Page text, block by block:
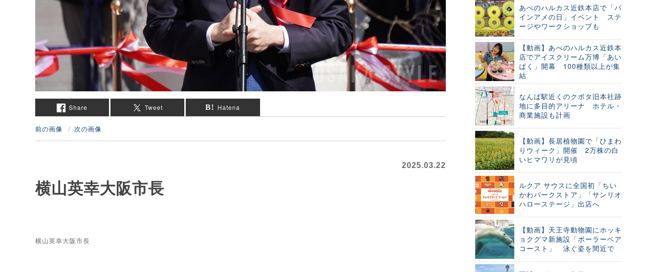
Share Tweet Hatena
前の画像 次の画像
2025.03.22
横山英幸大阪市長
横山英幸大阪市長
あべのハルカス近鉄本店で「パ
インアメの日」イベント ステ
ージやワークショップも
【動画】あべのハルカス近鉄本
店でアイスクリーム万博「あい
ぱく」開幕 100種類以上が集
結
なんば駅近くのクボタ旧本社跡
地に多目的アリーナ ホテル・
商業施設も計画
【動画】長居植物園で「ひまわ
りウィーク」開催 2万株の白
いヒマワリが見頃
ルクア サウスに全国初「ちい
かわパークストア」「サンリオ
ハローステージ」出店へ
【動画】天王寺動物園にホッキ
ョクグマ新施設「ポーラーベア
コースト」 泳ぐ姿を間近で